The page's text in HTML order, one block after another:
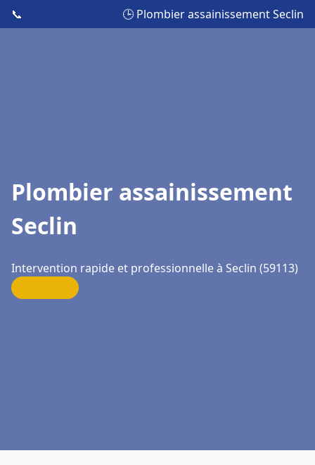
📞 🕒 Plombier assainissement Seclin
Plombier assainissement
Seclin
Intervention rapide et professionnelle à Seclin (59113)